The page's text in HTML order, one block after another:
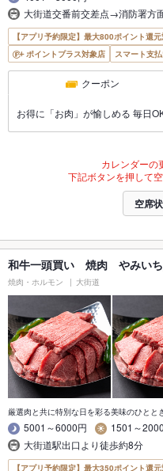
大街道交番前交差点→消防署方
【アプリ予約限定】最大800ポイント還
ポイントプラス対象店
スマート支
クーポン
お得に「お肉」が愉しめる 毎日
カレンダーの
下記ボタンを押して
空席
和牛一頭買い 焼肉 やみい
焼肉・ホルモン 大街道
厳選肉と共に特別な日を彩る美味のひとと
5001～6000円
1501～
大街道駅出口より徒歩約8分
【アプリ予約限定】最大350ポイント還